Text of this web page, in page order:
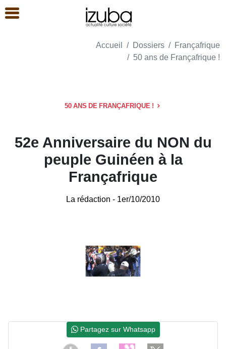
Accueil Dossiers
Françafrique
50 ans de Françafrique !
50 ANS DE FRANÇAFRIQUE !
52e Anniversaire du NON du
peuple Guinéen à la
Françafrique
La rédaction - 1er/10/2010
Partagez sur Whatsapp